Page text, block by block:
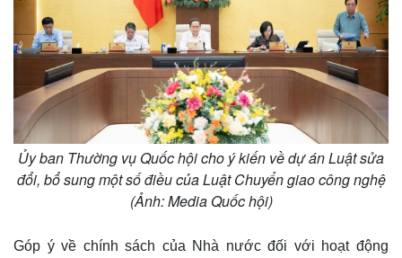
Ủy ban Thường vụ Quốc hội cho ý kiến về dự án Luật sửa
đổi, bổ sung một số điều của Luật Chuyển giao công nghệ
(Ảnh: Media Quốc hội)
Góp ý về chính sách của Nhà nước đối với hoạt động